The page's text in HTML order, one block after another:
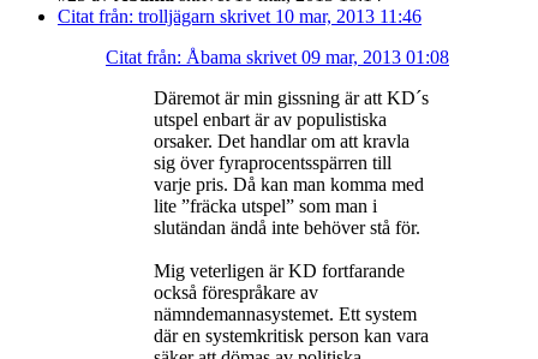
Citat från: trolljägarn skrivet 10 mar, 2013 11:46
Citat från: Åbama skrivet 09 mar, 2013 01:08
Däremot är min gissning är att KD´s
utspel enbart är av populistiska
orsaker. Det handlar om att kravla
sig över fyraprocentsspärren till
varje pris. Då kan man komma med
lite ”fräcka utspel” som man i
slutändan ändå inte behöver stå för.
Mig veterligen är KD fortfarande
också förespråkare av
nämndemannasystemet. Ett system
där en systemkritisk person kan vara